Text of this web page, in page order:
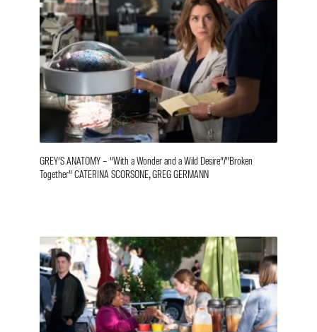
GREY’S ANATOMY – “With a Wonder and a Wild Desire”/”Broken
Together” CATERINA SCORSONE, GREG GERMANN